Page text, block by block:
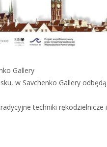
Gallery
w Savchenko Gallery
techniki